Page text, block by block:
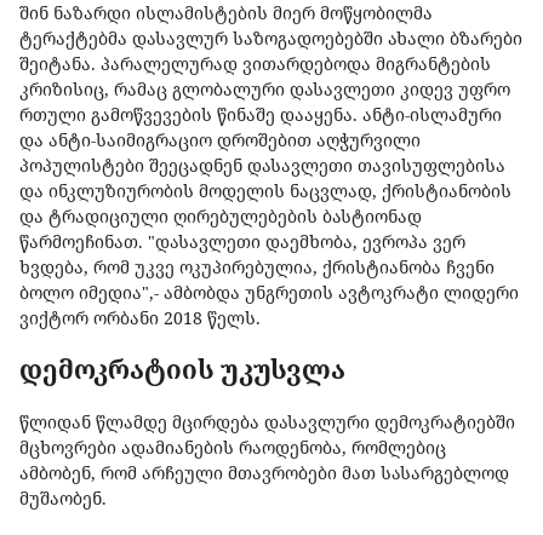
შინ ნაზარდი ისლამისტების მიერ მოწყობილმა
ტერაქტებმა დასავლურ საზოგადოებებში ახალი ბზარები
შეიტანა. პარალელურად ვითარდებოდა მიგრანტების
კრიზისიც, რამაც გლობალური დასავლეთი კიდევ უფრო
რთული გამოწვევების წინაშე დააყენა. ანტი-ისლამური
და ანტი-საიმიგრაციო დროშებით აღჭურვილი
პოპულისტები შეეცადნენ დასავლეთი თავისუფლებისა
და ინკლუზიურობის მოდელის ნაცვლად, ქრისტიანობის
და ტრადიციული ღირებულებების ბასტიონად
წარმოეჩინათ. "დასავლეთი დაემხობა, ევროპა ვერ
ხვდება, რომ უკვე ოკუპირებულია, ქრისტიანობა ჩვენი
ბოლო იმედია",- ამბობდა უნგრეთის ავტოკრატი ლიდერი
ვიქტორ ორბანი 2018 წელს.
დემოკრატიის უკუსვლა
წლიდან წლამდე მცირდება დასავლური დემოკრატიებში
მცხოვრები ადამიანების რაოდენობა, რომლებიც
ამბობენ, რომ არჩეული მთავრობები მათ სასარგებლოდ
მუშაობენ.